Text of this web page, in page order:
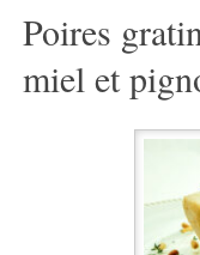
Poires
miel et